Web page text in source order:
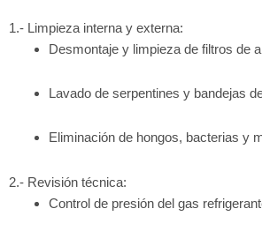
1.- Limpieza interna y externa:
Desmontaje y limpieza de filtros de
Lavado de serpentines y bandejas
Eliminación de hongos, bacterias y
2.- Revisión técnica:
Control de presión del gas